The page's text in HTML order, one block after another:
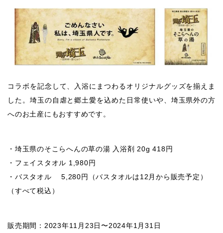
コラボを記念して、入浴にまつわるオリジナルグッズを揃えま
した。埼玉の自虐と郷土愛を込めた日常使いや、埼玉県外の方
へのお土産にもおすすめです。
・埼玉県のそこらへんの草の湯 入浴剤 20g 418円
・フェイスタオル 1,980円
・バスタオル 5,280円（バスタオルは12月から販売予定）
（すべて税込）
販売期間：2023年11月23日〜2024年1月31日